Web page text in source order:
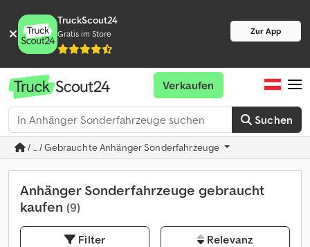
TruckScout24
Gratis im Store Zur App
Suchen
Verkaufen
/ ... / Gebrauchte Anhänger Sonderfahrzeuge
Anhänger Sonderfahrzeuge gebraucht
kaufen (9)
Filter Relevanz